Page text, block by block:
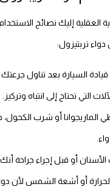
العقلية إليك نصائح
تربتيزول:
السيارة بعد تناول
التي تحتاج إلى انتباه وتركيز.
الماريجوانا أو شرب الكحول،
أو قبل إجراء جراحة أنك
أو أشعة الشمس لأن